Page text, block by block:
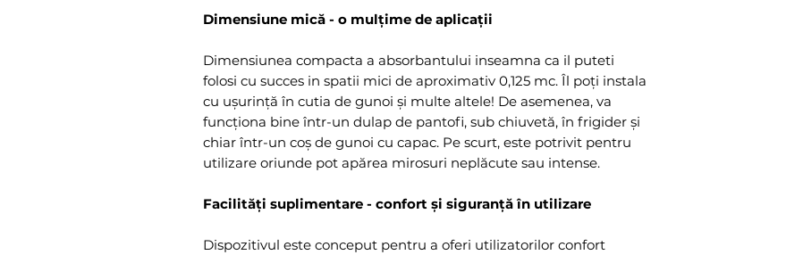
Dimensiune mică - o mulțime de aplicații
Dimensiunea compacta a absorbantului inseamna ca il puteti
folosi cu succes in spatii mici de aproximativ 0,125 mc. Îl poți instala
cu ușurință în cutia de gunoi și multe altele! De asemenea, va
funcționa bine într-un dulap de pantofi, sub chiuvetă, în frigider și
chiar într-un coș de gunoi cu capac. Pe scurt, este potrivit pentru
utilizare oriunde pot apărea mirosuri neplăcute sau intense.
Facilități suplimentare - confort și siguranță în utilizare
Dispozitivul este conceput pentru a oferi utilizatorilor confort